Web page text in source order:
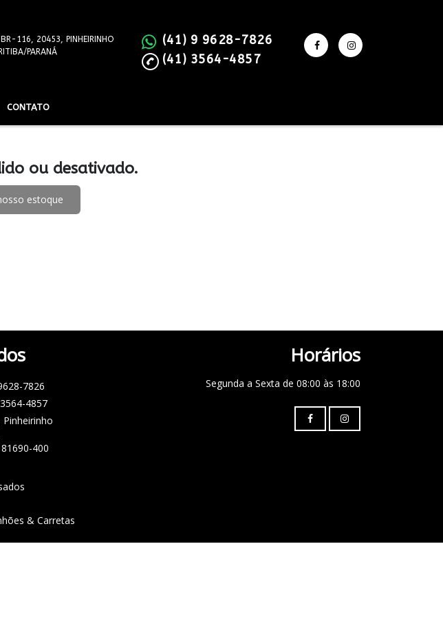
(41) 9 9628-7826
(41) 3564-4857
BR-116, 20453, PINHEIRINHO
PARANÁ
CONTATO
ou desativado.
estoque
7826
4857
Pinheirinho
400
Horários
Segunda a Sexta de 08:00 às 18:00
& Carretas